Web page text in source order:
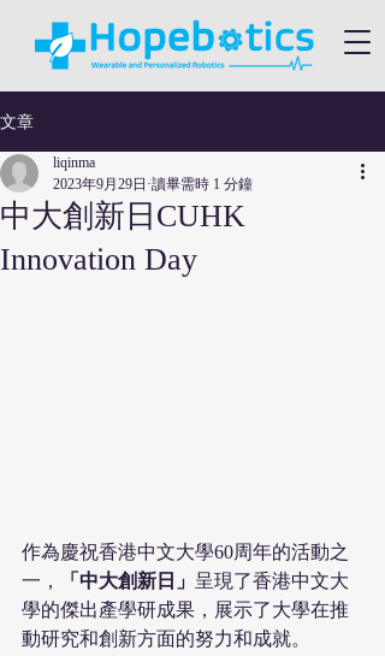
文章
中大創新日CUHK
Innovation Day
liqinma
2023年9月29日 讀畢需時 1 分鐘
作為慶祝香港中文大學60周年的活動之
一，
「中大創新日」 呈現了香港中文大
學的傑出產學研成果，展示了大學在推
動研究和創新方面的努力和成就。